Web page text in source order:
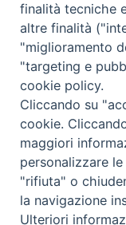
Copyright © 2026
diritti
finalità tecniche
altre finalità
"miglioramento
"targeting e
cookie policy.
Cliccando su
cookie.
maggiori
personalizzare
"rifiuta" o
la navigazione
Ulteriori